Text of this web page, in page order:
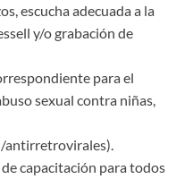
escucha adecuada a la
y/o grabación de
para el
sexual contra niñas,
antirretrovirales).
capacitación para todos